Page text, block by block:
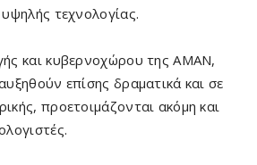
τεχνολογίας.
και κυβερνοχώρου της AMAN,
επίσης δραματικά και σε
προετοιμάζονται ακόμη και